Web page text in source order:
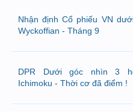
Nhận định Cổ phiếu VN
Wyckoffian - Tháng 9
DPR Dưới góc nhìn 3
Ichimoku - Thời cơ đã điểm !